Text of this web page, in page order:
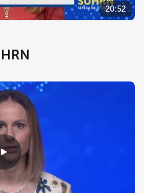
20:52